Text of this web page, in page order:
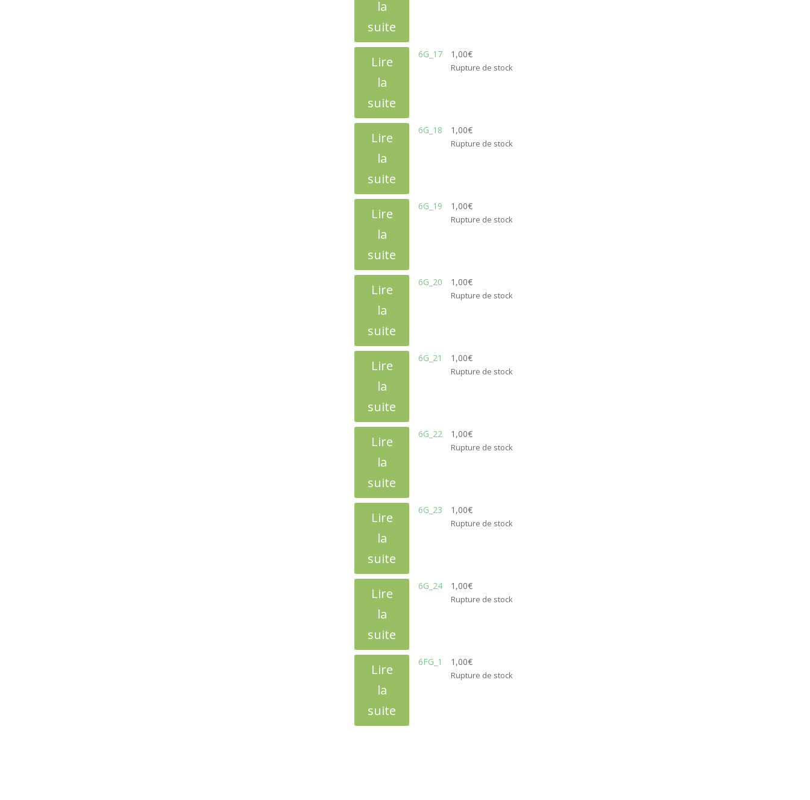
la
suite
Lire
la
suite
6G_17 1,00€
Rupture de stock
Lire
la
suite
6G_18 1,00€
Rupture de stock
Lire
la
suite
6G_19 1,00€
Rupture de stock
Lire
la
suite
6G_20 1,00€
Rupture de stock
Lire
la
suite
6G_21 1,00€
Rupture de stock
Lire
la
suite
6G_22 1,00€
Rupture de stock
Lire
la
suite
6G_23 1,00€
Rupture de stock
Lire
la
suite
6G_24 1,00€
Rupture de stock
Lire
la
suite
6FG_1 1,00€
Rupture de stock